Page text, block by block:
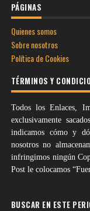
PÁGINAS
Quienes somos
Sobre nosotros
Política de Cookies
TÉRMINOS Y
Todos los Enlaces,
exclusivamente
indicamos cómo y
nosotros no
infringimos ningún
Post le colocamos
BUSCAR EN ESTE